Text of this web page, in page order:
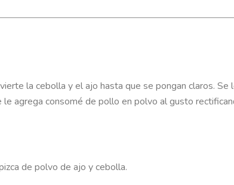
la cebolla y el ajo hasta que se pongan claros.
agrega consomé de pollo en polvo al gusto
de polvo de ajo y cebolla.